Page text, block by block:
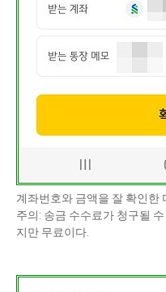
계좌번호와 금액을 잘 확인한
주의: 송금 수수료가 청구될
지만 무료이다.